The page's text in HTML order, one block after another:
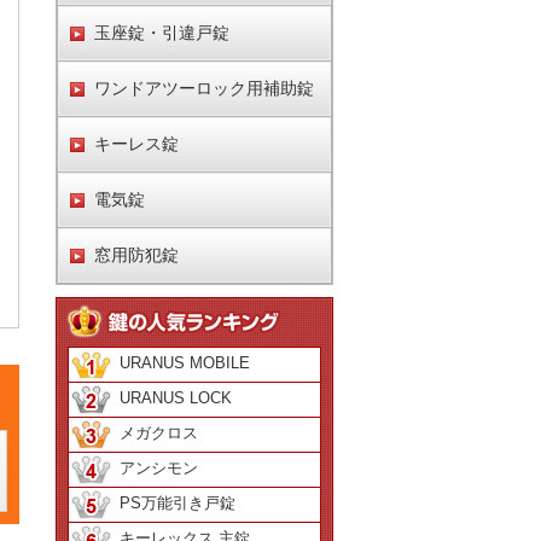
玉座錠・引違戸錠
ワンドアツーロック用補助錠
キーレス錠
電気錠
窓用防犯錠
URANUS MOBILE
URANUS LOCK
メガクロス
アンシモン
PS万能引き戸錠